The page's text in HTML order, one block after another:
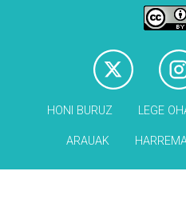
HONI BURUZ LEGE
ARAUAK